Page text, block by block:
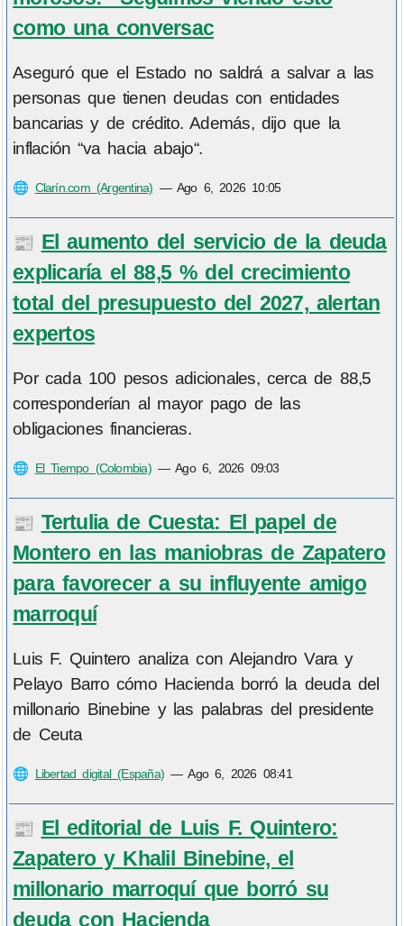
como una conversac
Aseguró que el Estado no saldrá a salvar a las
personas que tienen deudas con entidades
bancarias y de crédito. Además, dijo que la
inflación “va hacia abajo“.
🌐 Clarín.com (Argentina) — Ago 6, 2026 10:05
📰 El aumento del servicio de la deuda
explicaría el 88,5 % del crecimiento
total del presupuesto del 2027, alertan
expertos
Por cada 100 pesos adicionales, cerca de 88,5
corresponderían al mayor pago de las
obligaciones financieras.
🌐 El Tiempo (Colombia)—Ago 6, 2026 09:03
📰 Tertulia de Cuesta: El papel de
Montero en las maniobras de Zapatero
para favorecer a su influyente amigo
marroquí
Luis F. Quintero analiza con Alejandro Vara y
Pelayo Barro cómo Hacienda borró la deuda del
millonario Binebine y las palabras del presidente
de Ceuta
🌐 Libertad digital (España) —Ago 6, 2026 08:41
📰 El editorial de Luis F. Quintero:
Zapatero y Khalil Binebine, el
millonario marroquí que borró su
deuda con Hacienda